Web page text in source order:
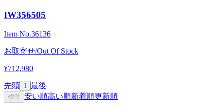
IW356505
Item No.36136
お取寄せ/Out Of Stock
¥712,980
先頭 1 最後
標準 安い順高い順新着順更新順